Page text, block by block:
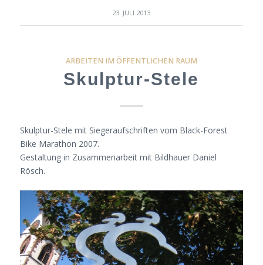
23. JULI 2013
ARBEITEN IM ÖFFENTLICHEN RAUM
Skulptur-Stele
Skulptur-Stele mit Siegeraufschriften vom Black-Forest
Bike Marathon 2007.
Gestaltung in Zusammenarbeit mit Bildhauer Daniel
Rösch.